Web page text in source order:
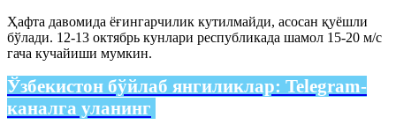
Ҳафта давомида ёғингарчилик кутилмайди, асосан қуёшли
бўлади. 12-13 октябрь кунлари республикада шамол 15-20 м/с
гача кучайиши мумкин.
Ўзбекистон бўйлаб янгиликлар: Telegram-
каналга уланинг